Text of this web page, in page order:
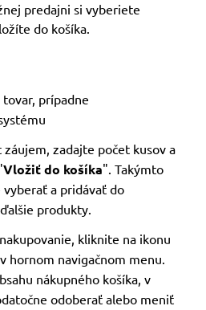
predajni si vyberiete
do košíka.
prípadne
zadajte počet kusov a
Vložiť do košíka". Takýmto
a pridávať do
produkty.
kliknite na ikonu
hornom navigačnom menu.
nákupného košíka, v
odoberať alebo meniť